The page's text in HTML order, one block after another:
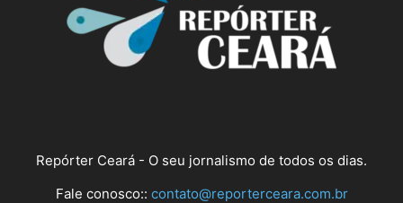
Repórter Ceará - O seu jornalismo de todos os dias.
Fale conosco:: contato@reporterceara.com.br